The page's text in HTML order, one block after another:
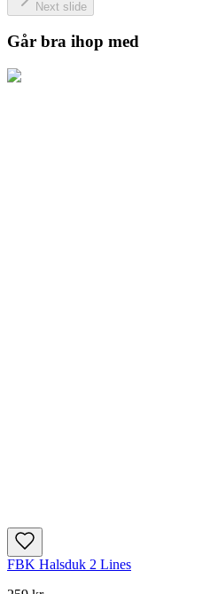
Next slide
Går bra ihop med
FBK Halsduk 2 Lines